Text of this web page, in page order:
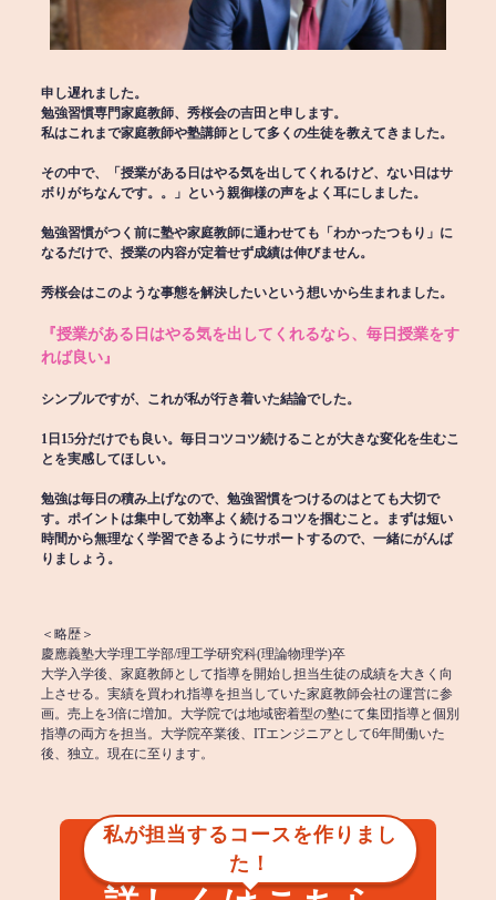
申し遅れました。
勉強習慣専門家庭教師、秀桜会の吉田と申します。
私はこれまで家庭教師や塾講師として多くの生徒を教えてきました。
その中で、「授業がある日はやる気を出してくれるけど、ない日はサ
ボりがちなんです。。」という親御様の声をよく耳にしました。
勉強習慣がつく前に塾や家庭教師に通わせても「わかったつもり」に
なるだけで、授業の内容が定着せず成績は伸びません。
秀桜会はこのような事態を解決したいという想いから生まれました。
『授業がある日はやる気を出してくれるなら、毎日授業をす
れば良い』
シンプルですが、これが私が行き着いた結論でした。
1日15分だけでも良い。毎日コツコツ続けることが大きな変化を生むこ
とを実感してほしい。
勉強は毎日の積み上げなので、勉強習慣をつけるのはとても大切で
す。ポイントは集中して効率よく続けるコツを掴むこと。まずは短い
時間から無理なく学習できるようにサポートするので、一緒にがんば
りましょう。
＜略歴＞
慶應義塾大学理工学部/理工学研究科(理論物理学)卒
大学入学後、家庭教師として指導を開始し担当生徒の成績を大きく向
上させる。実績を買われ指導を担当していた家庭教師会社の運営に参
画。売上を3倍に増加。大学院では地域密着型の塾にて集団指導と個別
指導の両方を担当。大学院卒業後、ITエンジニアとして6年間働いた
後、独立。現在に至ります。
私が担当するコースを作りまし
た！